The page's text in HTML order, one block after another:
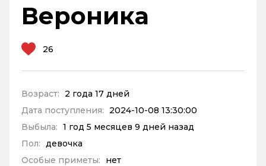
Вероника
26
Возраст:
2 года 17 дней
Дата поступления:
2024-10-08 13:30:00
Выбыла: 1 год 5 месяцев 9 дней назад
Пол: девочка
Особые приметы:
нет